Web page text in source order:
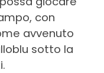
con
avvenuto
sotto la